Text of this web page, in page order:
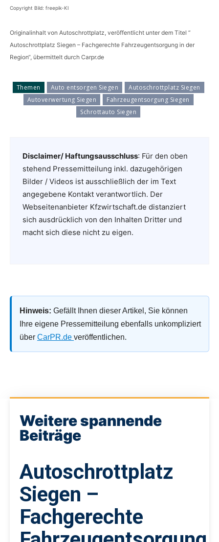
Copyright Bild: freepik-KI
Originalinhalt von Autoschrottplatz, veröffentlicht unter dem Titel “
Autoschrottplatz Siegen – Fachgerechte Fahrzeugentsorgung in der
Region“, übermittelt durch Carpr.de
Themen Auto entsorgen Siegen
Autoschrottplatz Siegen
Autoverwertung Siegen
Fahrzeugentsorgung Siegen
Schrottauto Siegen
Disclaimer/ Haftungsausschluss: Für den oben
stehend Pressemitteilung inkl. dazugehörigen
Bilder / Videos ist ausschließlich der im Text
angegebene Kontakt verantwortlich. Der
Webseitenanbieter Kfzwirtschaft.de distanziert
sich ausdrücklich von den Inhalten Dritter und
macht sich diese nicht zu eigen.
Hinweis: Gefällt Ihnen dieser Artikel, Sie können
Ihre eigene Pressemitteilung ebenfalls unkompliziert
über CarPR.de veröffentlichen.
Weitere spannende
Beiträge
Autoschrottplatz
Siegen –
Fachgerechte